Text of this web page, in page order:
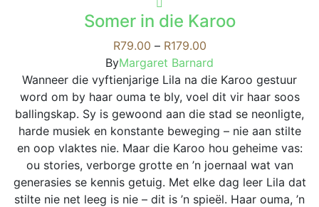
multiple
variants.
The
options
may
be
chosen
on
the
product
page
Somer in die Karoo
R79.00 – R179.00Price
range:
R79.00
through
R179.00
ByMargaret Barnard
Wanneer die vyftienjarige Lila na die Karoo gestuur
word om by haar ouma te bly, voel dit vir haar soos
ballingskap. Sy is gewoond aan die stad se neonligte,
harde musiek en konstante beweging – nie aan stilte
en oop vlaktes nie. Maar die Karoo hou geheime vas:
ou stories, verborge grotte en ’n joernaal wat van
generasies se kennis getuig. Met elke dag leer Lila dat
stilte nie net leeg is nie – dit is ’n spieël. Haar ouma, ’n